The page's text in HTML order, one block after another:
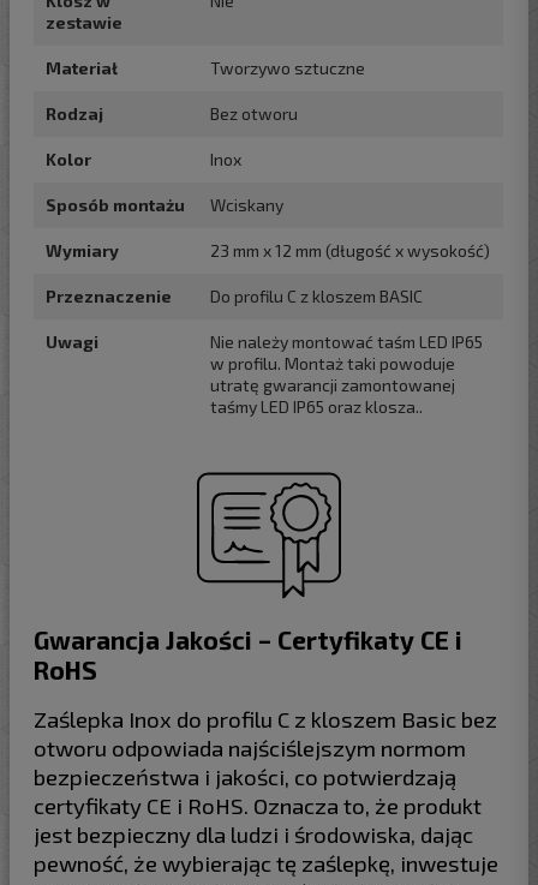
zestawie
Materiał Tworzywo sztuczne
Rodzaj Bez otworu
Kolor Inox
Sposób montażu Wciskany
Wymiary 23 mm x 12 mm (długość x wysokość)
Przeznaczenie Do profilu C z kloszem BASIC
Uwagi
Nie należy montować taśm LED IP65
w profilu. Montaż taki powoduje
utratę gwarancji zamontowanej
taśmy LED IP65 oraz klosza..
Gwarancja Jakości – Certyfikaty CE i
RoHS
Zaślepka Inox do profilu C z kloszem Basic bez
otworu odpowiada najściślejszym normom
bezpieczeństwa i jakości, co potwierdzają
certyfikaty CE i RoHS. Oznacza to, że produkt
jest bezpieczny dla ludzi i środowiska, dając
pewność, że wybierając tę zaślepkę, inwestuje